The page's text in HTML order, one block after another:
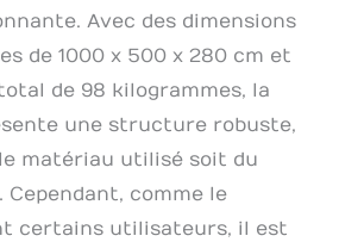
Avec des dimensions
de 1000 x 500 x 280 cm et
de 98 kilogrammes, la
une structure robuste,
matériau utilisé soit du
Cependant, comme le
certains utilisateurs, il est